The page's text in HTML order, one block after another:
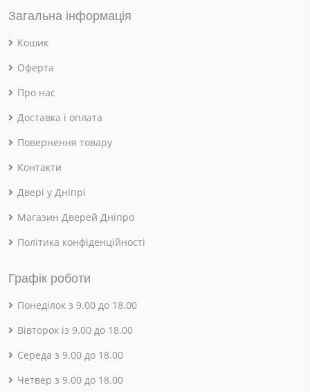
Загальна інформація
Кошик
Оферта
Про нас
Доставка і оплата
Повернення товару
Контакти
Двері у Дніпрі
Магазин Дверей Дніпро
Політика конфіденційності
Графік роботи
Понеділок з 9.00 до 18.00
Вівторок із 9.00 до 18.00
Середа з 9.00 до 18.00
Четвер з 9.00 до 18.00